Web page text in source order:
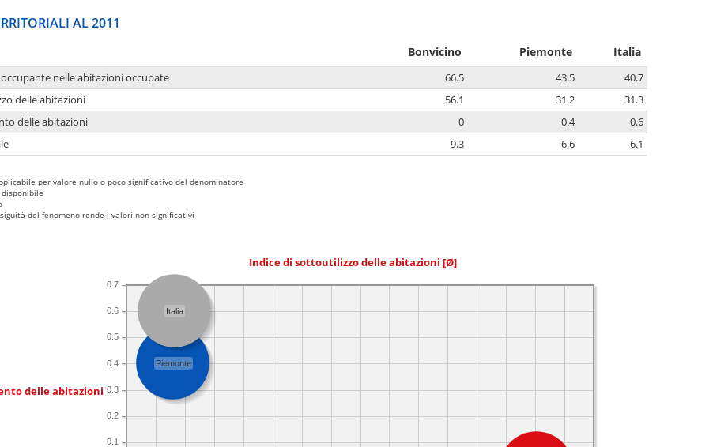
AL 2011
Bonvicino Piemonte Italia
nelle abitazioni occupate 66.5 43.5
40.7
delle abitazioni
56.1 31.2
31.3
delle abitazioni
0 0.4
0.6
9.3 6.6 6.1
per valore nullo o poco significativo del denominatore
del fenomeno rende i valori non significativi
Indice di sottoutilizzo delle abitazioni [Ø]
delle abitazioni
0.1
0.2
0.3
0.4
0.5
0.6
0.7
Piemonte
Italia